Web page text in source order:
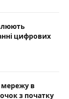
цифрових
мережу в
з початку